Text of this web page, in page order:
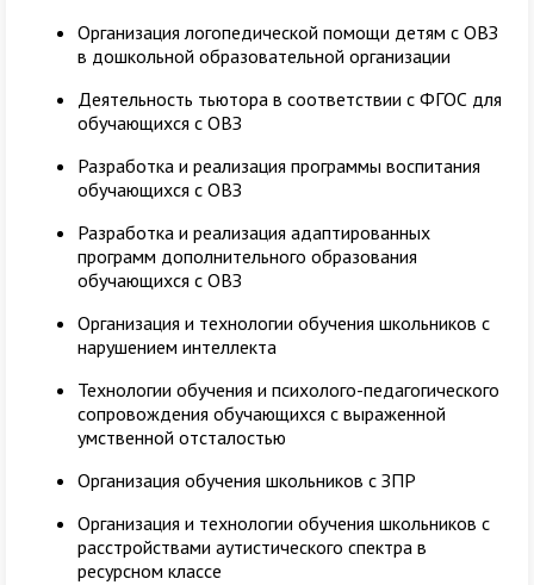
Организация логопедической помощи детям с ОВЗ
в дошкольной образовательной организации
Деятельность тьютора в соответствии с ФГОС для
обучающихся с ОВЗ
Разработка и реализация программы воспитания
обучающихся с ОВЗ
Разработка и реализация адаптированных
программ дополнительного образования
обучающихся с ОВЗ
Организация и технологии обучения школьников с
нарушением интеллекта
Технологии обучения и психолого-педагогического
сопровождения обучающихся с выраженной
умственной отсталостью
Организация обучения школьников с ЗПР
Организация и технологии обучения школьников с
расстройствами аутистического спектра в
ресурсном классе